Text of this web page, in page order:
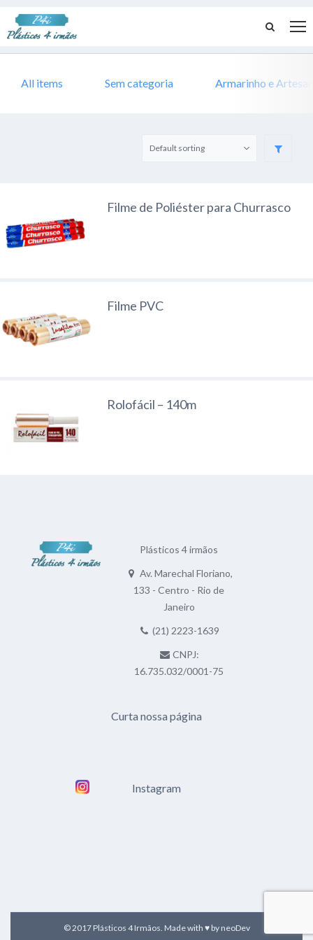
All items Sem categoria Armarinho e
Filme de Poliéster para Churrasco
Filme PVC
Rolofácil – 140m
Plásticos 4 irmãos
Av. Marechal Floriano,
133 - Centro - Rio de
Janeiro
(21) 2223-1639
CNPJ:
16.735.032/0001-75
Curta nossa página
Instagram
© 2017 Plásticos 4 Irmãos. Made with ♥ by neoDev